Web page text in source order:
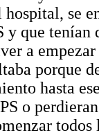
se
y que
a
porque
hasta
o
todos